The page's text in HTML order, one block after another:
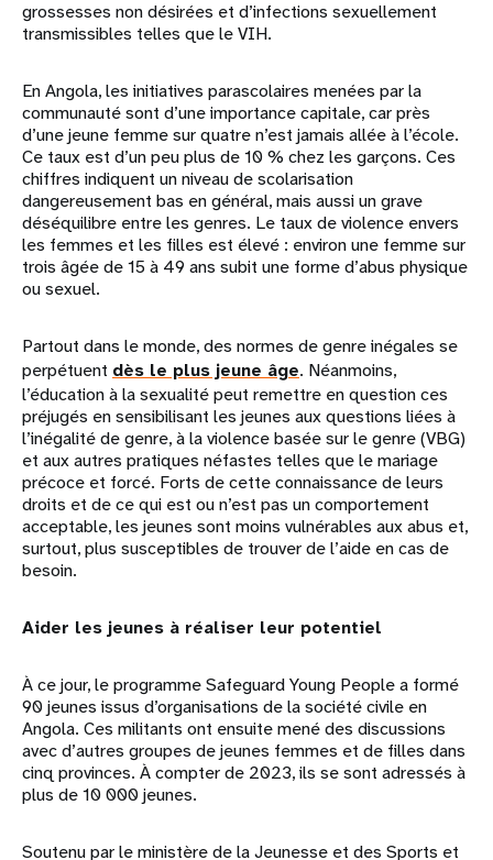
grossesses non désirées et d’infections sexuellement
transmissibles telles que le VIH.
En Angola, les initiatives parascolaires menées par la
communauté sont d’une importance capitale, car près
d’une jeune femme sur quatre n’est jamais allée à l’école.
Ce taux est d’un peu plus de 10 % chez les garçons. Ces
chiffres indiquent un niveau de scolarisation
dangereusement bas en général, mais aussi un grave
déséquilibre entre les genres. Le taux de violence envers
les femmes et les filles est élevé : environ une femme sur
trois âgée de 15 à 49 ans subit une forme d’abus physique
ou sexuel.
Partout dans le monde, des normes de genre inégales se
perpétuent dès le plus jeune âge. Néanmoins,
l’éducation à la sexualité peut remettre en question ces
préjugés en sensibilisant les jeunes aux questions liées à
l’inégalité de genre, à la violence basée sur le genre (VBG)
et aux autres pratiques néfastes telles que le mariage
précoce et forcé. Forts de cette connaissance de leurs
droits et de ce qui est ou n’est pas un comportement
acceptable, les jeunes sont moins vulnérables aux abus et,
surtout, plus susceptibles de trouver de l’aide en cas de
besoin.
Aider les jeunes à réaliser leur potentiel
À ce jour, le programme Safeguard Young People a formé
90 jeunes issus d’organisations de la société civile en
Angola. Ces militants ont ensuite mené des discussions
avec d’autres groupes de jeunes femmes et de filles dans
cinq provinces. À compter de 2023, ils se sont adressés à
plus de 10 000 jeunes.
Soutenu par le ministère de la Jeunesse et des Sports et